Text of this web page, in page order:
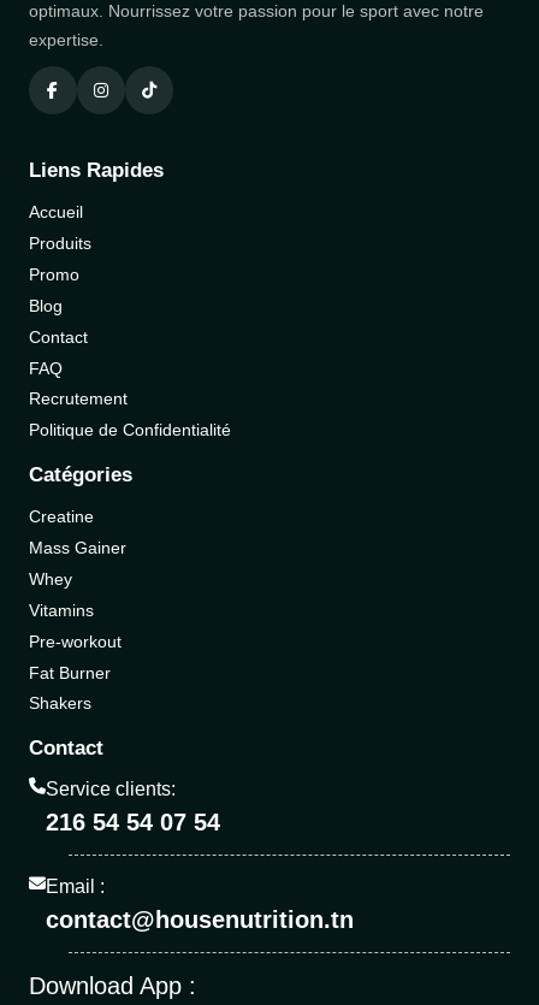
optimaux. Nourrissez votre passion pour le sport avec notre
expertise.
Liens Rapides
Accueil
Produits
Promo
Blog
Contact
FAQ
Recrutement
Politique de Confidentialité
Catégories
Creatine
Mass Gainer
Whey
Vitamins
Pre-workout
Fat Burner
Shakers
Contact
Service clients:
216 54 54 07 54
Email :
contact@housenutrition.tn
Download App :